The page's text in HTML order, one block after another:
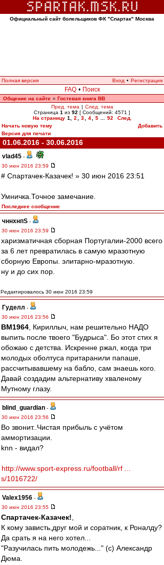
Официальный сайт болельщиков ФК "Спартак" Москва
Полная версия Вход • Регистрация
FAQ • Поиск
Общение на сайте » Гостевая книга ВВ
Пред. тема | След. тема
Страница 1 из 92 [ Сообщений: 4571 ]
На страницу 1 2 3 4 5 92
След.
Начать новую тему
Добавить
Версия для печати
01.06.2016 - 30.06.2016
vlad45 -
30 июн 2016 23:59
# Спартачек-Казачек! » 30 июн 2016 23:51
Умничка.Точное замечание.
Последнее сообщение
чннхнпS -
30 июн 2016 23:59
харизматичная сборная Португалии-2000 всего
за 6 лет превратилась в самую мразотную
сборную Европы. элитарно-мразотную.
ну и до сих пор.
Редактировалось 30 июн 2016 23:59
Гуделл -
30 июн 2016 23:56
BM1964 , Кириллыч, нам решительно НАДО
выпить после твоего "Будрыса". Бо этот стих я
обожаю с детства. Искренне ржал, когда три
молодых оболтуса притаранили папаше,
рассчитывавшему на бабло, сам знаешь кого.
Давай создадим альтернативу хваленому
Мутному глазу.
blind_guardian -
30 июн 2016 23:56
Во звонит..Чистая прибыль с учётом
аммортизации.
knn - видал?
http://www.sport-express.ru/football/rf ...
s/1016722/
Valex1956 -
30 июн 2016 23:55
Спартачек-Казачек!
К кому зависть,друг мой и соратник, к Роналду?
Да срать я на него хотел...
"Разучилась пить молодежь..." (с) Александр
Дюма.